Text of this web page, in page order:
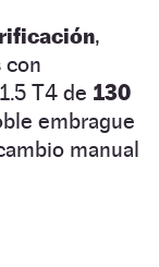
,
con
T4 de 130
embrague
manual